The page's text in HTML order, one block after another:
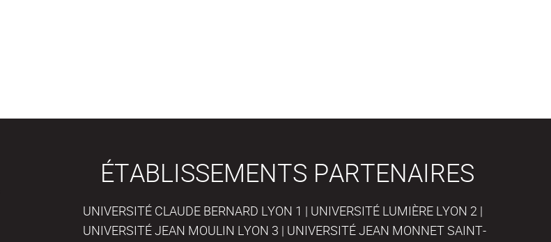
ÉTABLISSEMENTS PARTENAIRES
UNIVERSITÉ CLAUDE BERNARD LYON 1 | UNIVERSITÉ LUMIÈRE LYON 2 |
UNIVERSITÉ JEAN MOULIN LYON 3 | UNIVERSITÉ JEAN MONNET SAINT-